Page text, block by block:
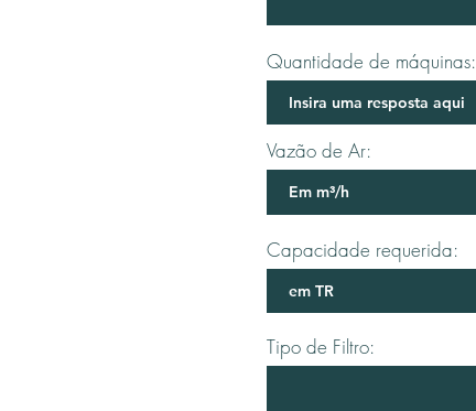
Quantidade de máquinas:
Vazão de Ar:
Capacidade requerida:
Tipo de Filtro: